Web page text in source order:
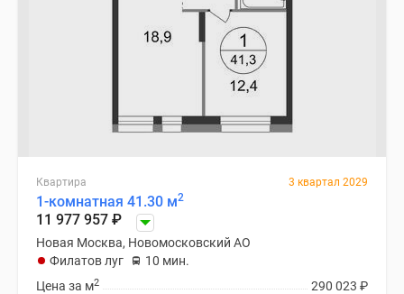
Квартира 3 квартал 2029
1-комнатная 41.30 м2
11 977 957 ₽
Новая Москва, Новомосковский АО
Филатов луг
10 мин.
290 023 ₽
Цена за м2